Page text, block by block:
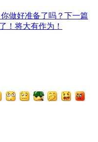
做好准备了吗？ 下一篇
！将大有作为！